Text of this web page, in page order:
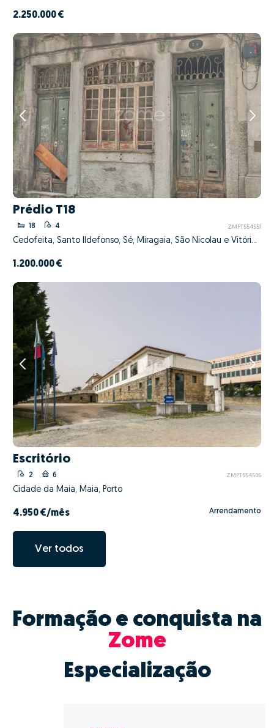
2.250.000 €
Prédio T18
18 4 ZMPT554551
Cedofeita, Santo Ildefonso, Sé, Miragaia, São Nicolau e Vitória, Porto, Porto
1.200.000 €
Escritório
2 6 ZMPT554506
Cidade da Maia, Maia, Porto
4.950 €/mês Arrendamento
Ver todos
Formação e conquista na
Zome
Especialização